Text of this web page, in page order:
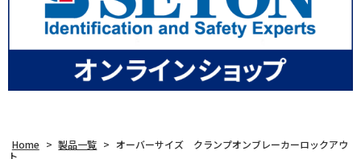
Home > 製品一覧 > オーバーサイズ クランプオンブレーカーロックアウ
ト